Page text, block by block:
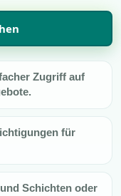
Zugriff auf
für
Schichten oder